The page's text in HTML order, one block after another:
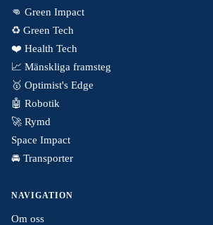
👊 Green Impact
♻️ Green Tech
❤️ Health Tech
📈 Mänskliga framsteg
🥇 Optimist's Edge
🤖 Robotik
🚀 Rymd
Space Impact
🚘 Transporter
NAVIGATION
Om oss